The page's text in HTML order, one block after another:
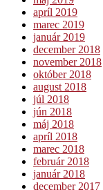
apríl 2019
marec 2019
január 2019
december 2018
november 2018
október 2018
august 2018
júl 2018
jún 2018
máj 2018
apríl 2018
marec 2018
február 2018
január 2018
december 2017